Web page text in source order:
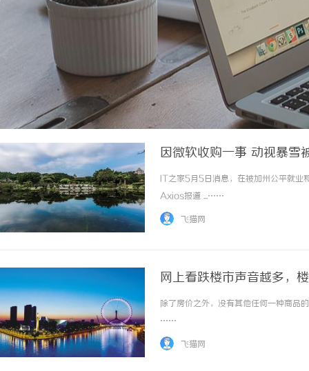
因微软收购一事 动视暴雪
IT之家5月5日消息，在被加州公平就
Axios报道 ...……
飞猫网
网上看跌楼市声音越多，
除了房价之外，没有其他任何一种商品
……
飞猫网